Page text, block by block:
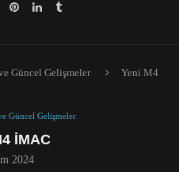
Güncel Gelişmeler
Yeni M4
Güncel Gelişmeler
IMAC
2024